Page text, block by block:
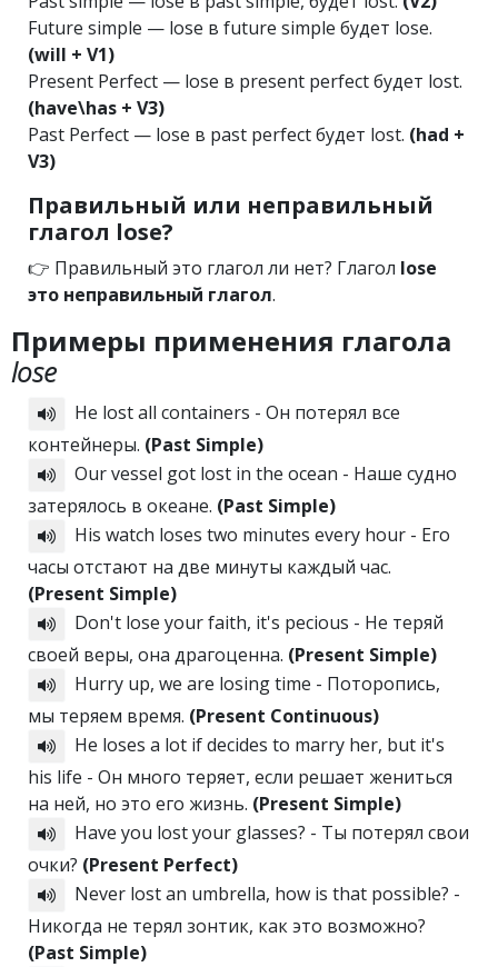
Future simple — lose в future simple будет lose.
(will + V1)
Present Perfect — lose в present perfect будет lost.
(have\has + V3)
Past Perfect — lose в past perfect будет lost. (had +
V3)
Правильный или неправильный
глагол lose?
👉 Правильный это глагол ли нет? Глагол lose
это неправильный глагол.
Примеры применения глагола
lose
He lost all containers - Он потерял все
контейнеры. (Past Simple)
Our vessel got lost in the ocean - Наше судно
затерялось в океане. (Past Simple)
His watch loses two minutes every hour - Его
часы отстают на две минуты каждый час.
(Present Simple)
Don't lose your faith, it's pecious - Не теряй
своей веры, она драгоценна. (Present Simple)
Hurry up, we are losing time - Поторопись,
мы теряем время. (Present Continuous)
He loses a lot if decides to marry her, but it's
his life - Он много теряет, если решает жениться
на ней, но это его жизнь. (Present Simple)
Have you lost your glasses? - Ты потерял свои
очки? (Present Perfect)
Never lost an umbrella, how is that possible? -
Никогда не терял зонтик, как это возможно?
(Past Simple)